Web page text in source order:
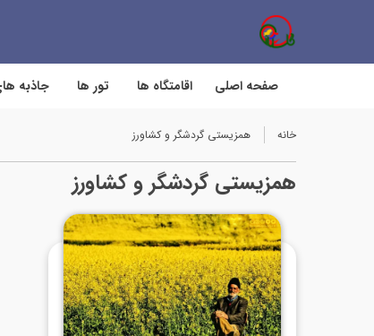
صفحه اصلی اقامتگاه ها تور ها جاذبه
خانه همزیستی گردشگر و کشاورز
همزیستی گردشگر و کشاورز